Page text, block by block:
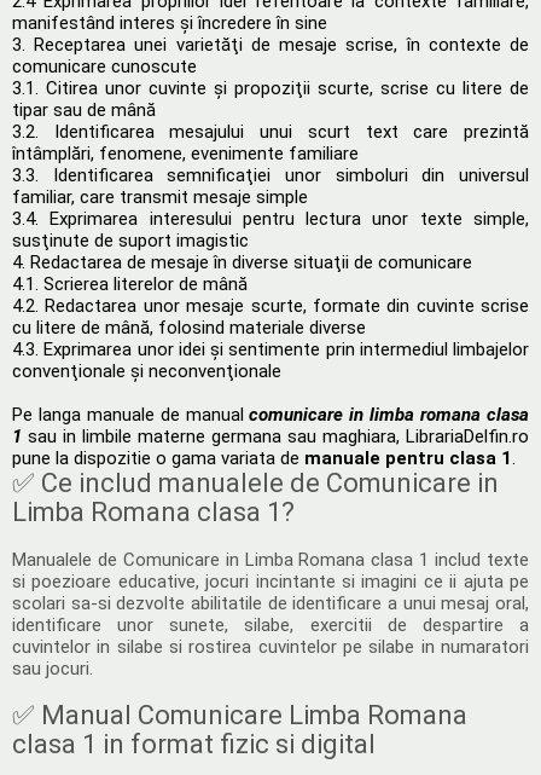
manifestând interes şi încredere în sine
3. Receptarea unei varietăţi de mesaje scrise, în contexte de
comunicare cunoscute
3.1. Citirea unor cuvinte şi propoziţii scurte, scrise cu litere de
tipar sau de mână
3.2. Identificarea mesajului unui scurt text care prezintă
întâmplări, fenomene, evenimente familiare
3.3. Identificarea semnificaţiei unor simboluri din universul
familiar, care transmit mesaje simple
3.4. Exprimarea interesului pentru lectura unor texte simple,
susţinute de suport imagistic
4. Redactarea de mesaje în diverse situaţii de comunicare
4.1. Scrierea literelor de mână
4.2. Redactarea unor mesaje scurte, formate din cuvinte scrise
cu litere de mână, folosind materiale diverse
4.3. Exprimarea unor idei şi sentimente prin intermediul limbajelor
convenţionale şi neconvenţionale
Pe langa manuale de manualcomunicare in limba romana clasa
1 sau in limbile materne germana sau maghiara, LibrariaDelfin.ro
pune la dispozitie o gama variata de manuale pentru clasa 1
✅ Ce includ manualele de Comunicare in
Limba Romana clasa 1?
Manualele de Comunicare in Limba Romana clasa 1 includ texte
si poezioare educative, jocuri incintante si imagini ce ii ajuta pe
scolari sa-si dezvolte abilitatile de identificare a unui mesaj oral,
identificare unor sunete, silabe, exercitii de despartire a
cuvintelor in silabe si rostirea cuvintelor pe silabe in numaratori
sau jocuri.
✅ Manual Comunicare Limba Romana
clasa 1 in format fizic si digital